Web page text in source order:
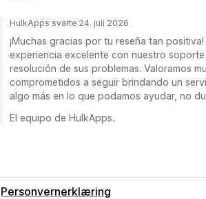
HulkApps svarte 24. juli 2026
¡Muchas gracias por tu reseña tan
experiencia excelente con nuestro
resolución de sus problemas. Valoramos
comprometidos a seguir brindando un
algo más en lo que podamos ayudar, no
El equipo de HulkApps.
Personvernerklæring